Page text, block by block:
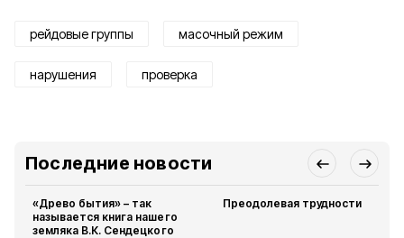
рейдовые группы масочный режим
нарушения проверка
Последние новости
«Древо бытия» – так
называется книга нашего
земляка В.К. Сендецкого
Преодолевая трудности